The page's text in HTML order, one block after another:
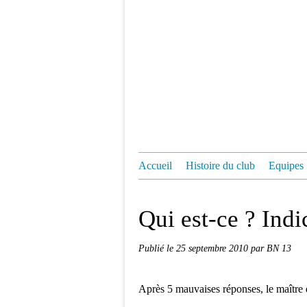
Accueil Histoire du club Equipes
Qui est-ce ?
Publié le 25 septembre 2010 par BN 13
Après 5 mauvaises réponses, le